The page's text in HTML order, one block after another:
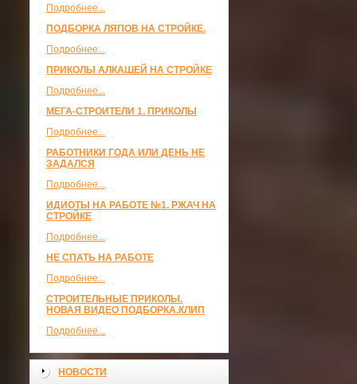
Подробнее...
ПОДБОРКА ЛЯПОВ НА СТРОЙКЕ.
Подробнее...
ПРИКОЛЫ АЛКАШЕЙ НА СТРОЙКЕ
Подробнее...
МЕГА-СТРОИТЕЛИ 1. ПРИКОЛЫ
Подробнее...
РАБОТНИКИ ГОДА ИЛИ ДЕНЬ НЕ
ЗАДАЛСЯ
Подробнее...
ИДИОТЫ НА РАБОТЕ №1. РЖАЧ НА
СТРОЙКЕ
Подробнее...
НЕ СПАТЬ НА РАБОТЕ
Подробнее...
СТРОИТЕЛЬНЫЕ ПРИКОЛЫ.
НОВАЯ ВИДЕО ПОДБОРКА.КЛИП
Подробнее...
НОВОСТИ